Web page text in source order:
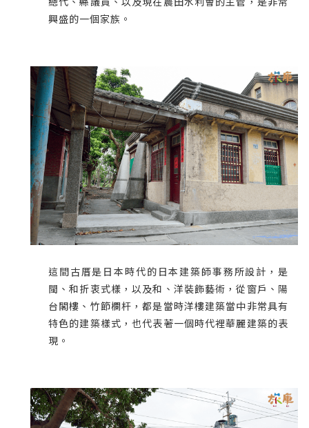
興盛的一個家族。
這間古厝是日本時代的日本建築師事務所設計，是
閩、和折衷式樣，以及和、洋裝飾藝術，從窗戶、陽
台閣樓、竹節欄杆，都是當時洋樓建築當中非常具有
特色的建築樣式，也代表著一個時代裡華麗建築的表
現。